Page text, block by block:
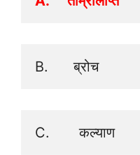
B.      ब्रोच
C.       कल्याण